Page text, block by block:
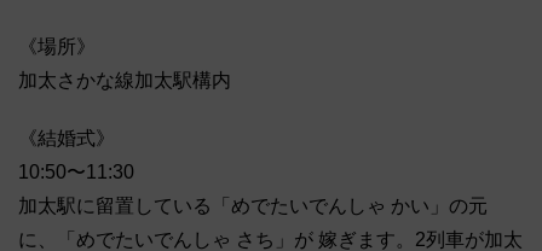
《場所》
加太さかな線加太駅構内
《結婚式》
10:50〜11:30
加太駅に留置している「めでたいでんしゃ かい」の元
に、「めでたいでんしゃ さち」が 嫁ぎます。2列車が加太